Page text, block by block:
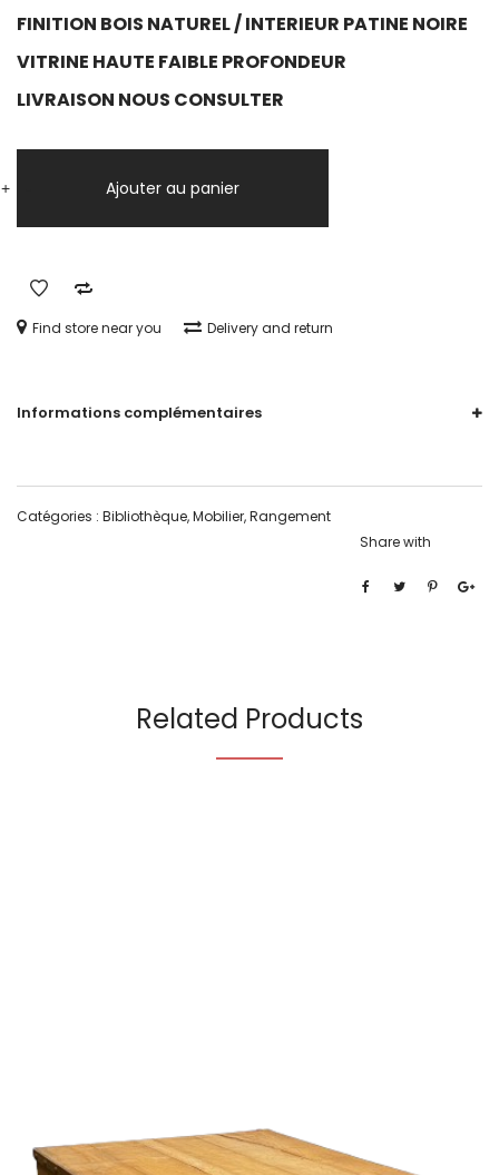
FINITION BOIS NATUREL / INTERIEUR PATINE NOIRE
VITRINE HAUTE FAIBLE PROFONDEUR
LIVRAISON NOUS CONSULTER
+ Ajouter au panier
Find store near you Delivery and return
Informations complémentaires
Catégories : Bibliothèque,Mobilier,Rangement
Share with
Related Products